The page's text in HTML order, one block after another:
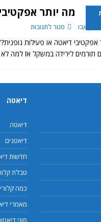
מה יותר
יורם בן אבו סגור לתגובות
אפקטיבי דיאטה או פעילות
תורמים לירידה במשקל אז למה
דיאטה
דיאטה
דיאטנים
חדשות
טבלת
כמה
מאמרי
סוגי